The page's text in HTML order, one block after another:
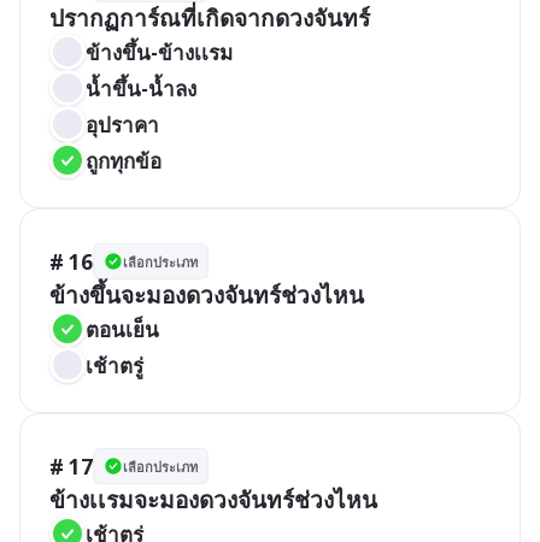
ปรากฏการ์ณที่เกิดจากดวงจันทร์
ข้างขึ้น-ข้างเเรม
น้ำขึ้น-น้ำลง
อุปราคา
ถูกทุกข้อ
# 16 เลือกประเภท
ข้างขึ้นจะมองดวงจันทร์ช่วงไหน
ตอนเย็น
เช้าตรู่
# 17 เลือกประเภท
ข้างเเรมจะมองดวงจันทร์ช่วงไหน
เช้าตรู่